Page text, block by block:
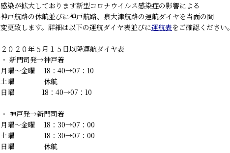
感染が拡大しております新型コロナウイルス感染症の影響による
神戸航路の休航並びに神戸航路、泉大津航路の運航ダイヤを当面の間
変更致します。詳細は以下の運航ダイヤ表並びに運航表をご確認ください。
２０２０年５月１５日以降運航ダイヤ表
・ 新門司発→神戸着
月曜～金曜 18：40→07：10
土曜 休航
日曜 18：40→07：10
・ 神戸発→新門司着
月曜～金曜 18：30→07：00
土曜 18：30→07：00
日曜 休航